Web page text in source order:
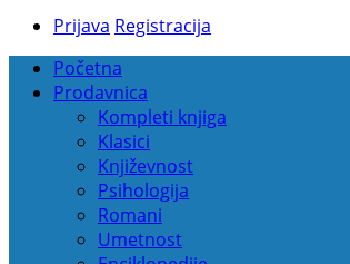
Prijava Registracija
Početna
Prodavnica
Kompleti knjiga
Klasici
Književnost
Psihologija
Romani
Umetnost